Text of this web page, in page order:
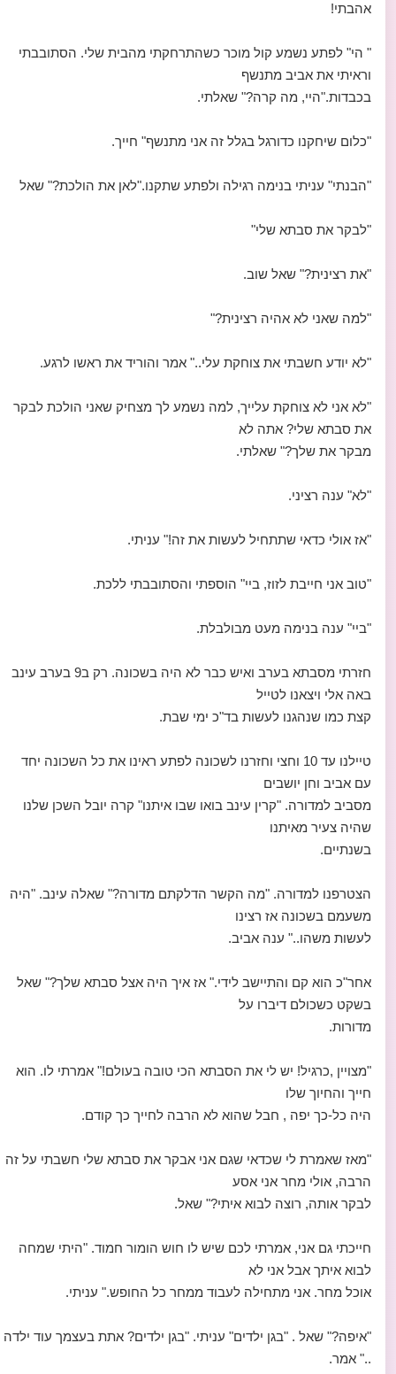
אהבתי!
" הי" לפתע נשמע קול מוכר כשהתרחקתי מהבית שלי. הסתובבתי
וראיתי את אביב מתנשף
בכבדות."היי, מה קרה?" שאלתי.
"כלום שיחקנו כדורגל בגלל זה אני מתנשף" חייך.
"הבנתי" עניתי בנימה רגילה ולפתע שתקנו."לאן את הולכת?" שאל
"לבקר את סבתא שלי"
"את רצינית?" שאל שוב.
"למה שאני לא אהיה רצינית?"
"לא יודע חשבתי את צוחקת עלי.." אמר והוריד את ראשו לרגע.
"לא אני לא צוחקת עלייך, למה נשמע לך מצחיק שאני הולכת לבקר
את סבתא שלי? אתה לא
מבקר את שלך?" שאלתי.
"לא" ענה רציני.
"אז אולי כדאי שתתחיל לעשות את זה!" עניתי.
"טוב אני חייבת לזוז, ביי" הוספתי והסתובבתי ללכת.
"ביי" ענה בנימה מעט מבולבלת.
חזרתי מסבתא בערב ואיש כבר לא היה בשכונה. רק ב9 בערב עינב
באה אלי ויצאנו לטייל
קצת כמו שנהגנו לעשות בד"כ ימי שבת.
טיילנו עד 10 וחצי וחזרנו לשכונה לפתע ראינו את כל השכונה יחד
עם אביב וחן יושבים
מסביב למדורה. "קרין עינב בואו שבו איתנו" קרה יובל השכן שלנו
שהיה צעיר מאיתנו
בשנתיים.
הצטרפנו למדורה. "מה הקשר הדלקתם מדורה?" שאלה עינב. "היה
משעמם בשכונה אז רצינו
לעשות משהו.." ענה אביב.
אחר"כ הוא קם והתיישב לידי." אז איך היה אצל סבתא שלך?" שאל
בשקט כשכולם דיברו על
מדורות.
"מצויין ,כרגיל! יש לי את הסבתא הכי טובה בעולם!" אמרתי לו. הוא
חייך והחיוך שלו
היה כל-כך יפה , חבל שהוא לא הרבה לחייך כך קודם.
"מאז שאמרת לי שכדאי שגם אני אבקר את סבתא שלי חשבתי על זה
הרבה, אולי מחר אני אסע
לבקר אותה, רוצה לבוא איתי?" שאל.
חייכתי גם אני, אמרתי לכם שיש לו חוש הומור חמוד. "היתי שמחה
לבוא איתך אבל אני לא
אוכל מחר. אני מתחילה לעבוד ממחר כל החופש." עניתי.
"איפה?" שאל . "בגן ילדים" עניתי. "בגן ילדים? אתת בעצמך עוד ילדה
.." אמר.